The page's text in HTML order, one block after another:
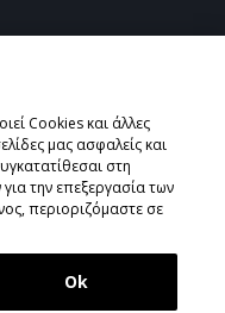
GeeSmo - Internet
Cookies και άλλες
μας ασφαλείς και
στη
την επεξεργασία των
περιοριζόμαστε σε
Ok